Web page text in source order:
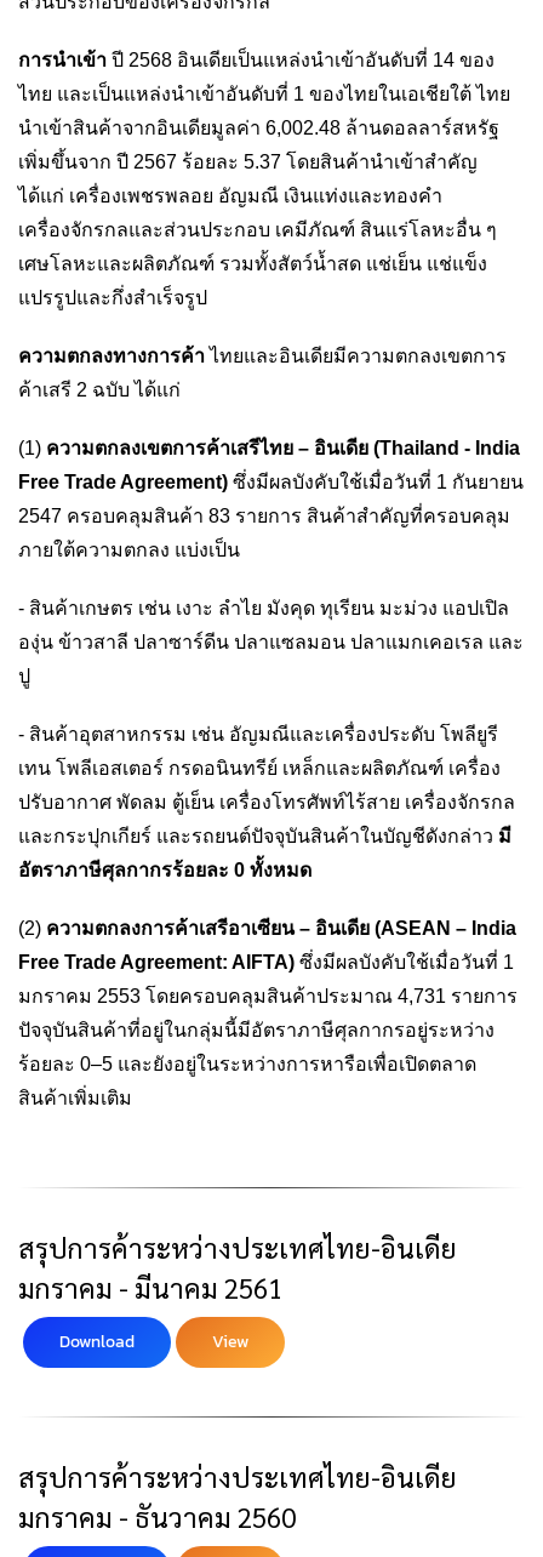
การนำเข้า ปี 2568 อินเดียเป็นแหล่งนำเข้าอันดับที่ 14 ของ
ไทย และเป็นแหล่งนำเข้าอันดับที่ 1 ของไทยในเอเชียใต้ ไทย
นำเข้าสินค้าจากอินเดียมูลค่า 6,002.48 ล้านดอลลาร์สหรัฐ
เพิ่มขึ้นจาก ปี 2567 ร้อยละ 5.37 โดยสินค้านำเข้าสำคัญ
ได้แก่ เครื่องเพชรพลอย อัญมณี เงินแท่งและทองคำ
เครื่องจักรกลและส่วนประกอบ เคมีภัณฑ์ สินแร่โลหะอื่น ๆ
เศษโลหะและผลิตภัณฑ์ รวมทั้งสัตว์น้ำสด แช่เย็น แช่แข็ง
แปรรูปและกึ่งสำเร็จรูป
ความตกลงทางการค้าไทยและอินเดียมีความตกลงเขตการ
ค้าเสรี 2 ฉบับ ได้แก่
(1) ความตกลงเขตการค้าเสรีไทย – อินเดีย (Thailand - India
Free Trade Agreement) ซึ่งมีผลบังคับใช้เมื่อวันที่ 1 กันยายน
2547 ครอบคลุมสินค้า 83 รายการ สินค้าสำคัญที่ครอบคลุม
ภายใต้ความตกลง แบ่งเป็น
- สินค้าเกษตร เช่น เงาะ ลำไย มังคุด ทุเรียน มะม่วง แอปเปิล
องุ่น ข้าวสาลี ปลาซาร์ดีน ปลาแซลมอน ปลาแมกเคอเรล และ
ปู
- สินค้าอุตสาหกรรม เช่น อัญมณีและเครื่องประดับ โพลียูรี
เทน โพลีเอสเตอร์ กรดอนินทรีย์ เหล็กและผลิตภัณฑ์ เครื่อง
ปรับอากาศ พัดลม ตู้เย็น เครื่องโทรศัพท์ไร้สาย เครื่องจักรกล
และกระปุกเกียร์ และรถยนต์ปัจจุบันสินค้าในบัญชีดังกล่าว มี
อัตราภาษีศุลกากรร้อยละ 0 ทั้งหมด
(2) ความตกลงการค้าเสรีอาเซียน – อินเดีย (ASEAN – India
Free Trade Agreement: AIFTA) ซึ่งมีผลบังคับใช้เมื่อวันที่ 1
มกราคม 2553 โดยครอบคลุมสินค้าประมาณ 4,731 รายการ
ปัจจุบันสินค้าที่อยู่ในกลุ่มนี้มีอัตราภาษีศุลกากรอยู่ระหว่าง
ร้อยละ 0–5 และยังอยู่ในระหว่างการหารือเพื่อเปิดตลาด
สินค้าเพิ่มเติม
สรุปการค้าระหว่างประเทศไทย-อินเดีย
มกราคม - มีนาคม 2561
Download View
สรุปการค้าระหว่างประเทศไทย-อินเดีย
มกราคม - ธันวาคม 2560